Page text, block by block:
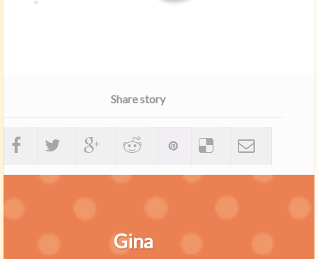
Share story
Gina